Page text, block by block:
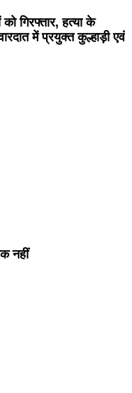
गिरफ्तार, हत्या के
में प्रयुक्त कुल्हाड़ी एवं
नहीं